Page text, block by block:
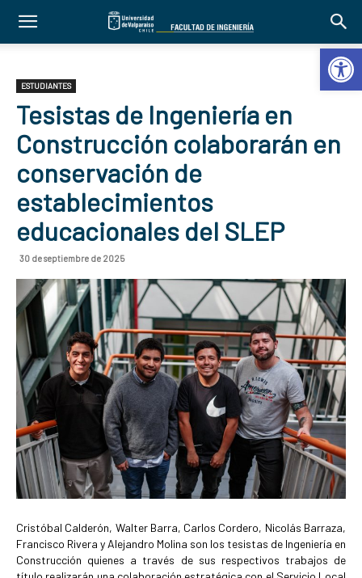
Abrir
ESTUDIANTES
Tesistas de Ingeniería en
Construcción colaborarán en
conservación de
establecimientos
educacionales del SLEP
30 de septiembre de 2025
Cristóbal Calderón, Walter Barra, Carlos Cordero, Nicolás Barraza,
Francisco Rivera y Alejandro Molina son los tesistas de Ingeniería en
Construcción quienes a través de sus respectivos trabajos de